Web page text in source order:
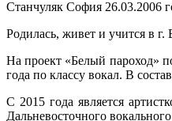
Станчуляк София 26.03.2006
Родилась, живет и учится в
На проект «Белый пароход»
года по классу вокал. В
С 2015 года является
Дальневосточного